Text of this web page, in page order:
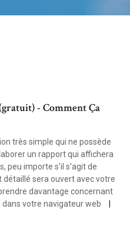
- Comment Ça
très simple qui ne possède
un rapport qui affichera
peu importe s'il s'agit de
détaillé sera ouvert avec votre
davantage concernant
votre navigateur web